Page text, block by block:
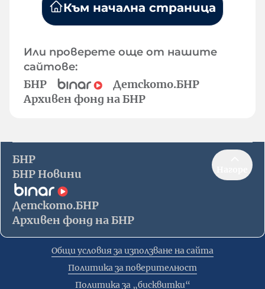
Към начална страница
Или проверете още от нашите
сайтове:
БНР
Детското.БНР
Архивен фонд на БНР
БНР
БНР Новини
Детското.БНР
Архивен фонд на БНР
Общи условия за използване на сайта
Политика за поверителност
Политика за „бисквитки“